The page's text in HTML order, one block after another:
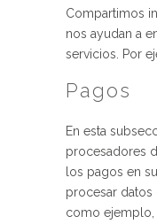
Compartimos
nos ayudan a
servicios. Por
Pagos
En esta
procesadores
los pagos en
procesar datos
como ejemplo,